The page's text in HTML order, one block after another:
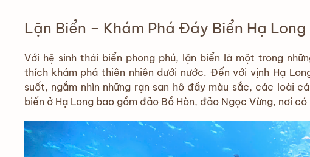
Lặn Biển – Khám Phá Đáy Biển Hạ Long
Với hệ sinh thái biển phong phú, lặn biển là một trong
thích khám phá thiên nhiên dưới nước. Đến với vịnh Hạ
suốt, ngắm nhìn những rạn san hô đầy màu sắc, các loài
biến ở Hạ Long bao gồm đảo Bồ Hòn, đảo Ngọc Vừng, nơi